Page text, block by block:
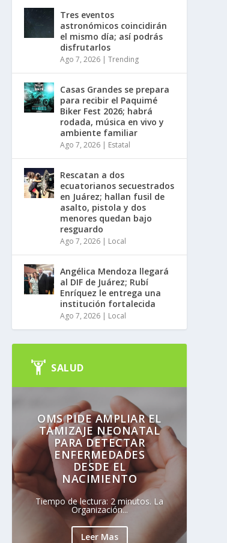
Tres eventos
astronómicos coincidirán
el mismo día; así podrás
disfrutarlos
Ago 7, 2026 |Trending
Casas Grandes se prepara
para recibir el Paquimé
Biker Fest 2026; habrá
rodada, música en vivo y
ambiente familiar
Ago 7, 2026 | Estatal
Rescatan a dos
ecuatorianos secuestrados
en Juárez; hallan fusil de
asalto, pistola y dos
menores quedan bajo
resguardo
Ago 7, 2026 | Local
Angélica Mendoza llegará
al DIF de Juárez; Rubí
Enríquez le entrega una
institución fortalecida
Ago 7, 2026 | Local
SALUD
OMS PIDE AMPLIAR EL
TAMIZAJE NEONATAL
PARA DETECTAR
ENFERMEDADES
DESDE EL
NACIMIENTO
Tiempo de lectura: 2 minutos. La
Organización...
Leer Mas